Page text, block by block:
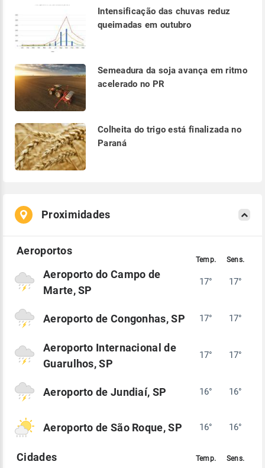
Intensificação das chuvas reduz
queimadas em outubro
Semeadura da soja avança em ritmo
acelerado no PR
Colheita do trigo está finalizada no
Paraná
Proximidades
Aeroporto do Campo de
Marte, SP
17° 17°
Aeroporto de Congonhas, SP 17° 17°
Aeroporto Internacional de
Guarulhos, SP
17° 17°
Aeroporto de Jundiaí, SP 16° 16°
Aeroporto de São Roque, SP 16° 16°